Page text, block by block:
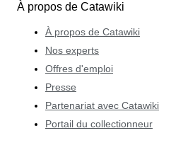
À propos de Catawiki
À propos de Catawiki
Nos experts
Offres d'emploi
Presse
Partenariat avec Catawiki
Portail du collectionneur